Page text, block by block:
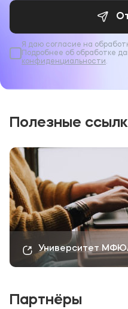
пользой провести время,
колоссальный опыт
медиапространстве.
В социальных сетях
мероприятиях больше.
группаВКонтактеи
Я даю согласие на
Подробнее об обработке
конфиденциальности .
Полезные
Университет
Партнёры